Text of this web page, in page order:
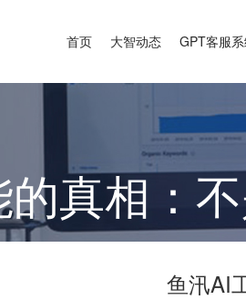
首页 大智动态 GPT客服
真相：
鱼汛AI